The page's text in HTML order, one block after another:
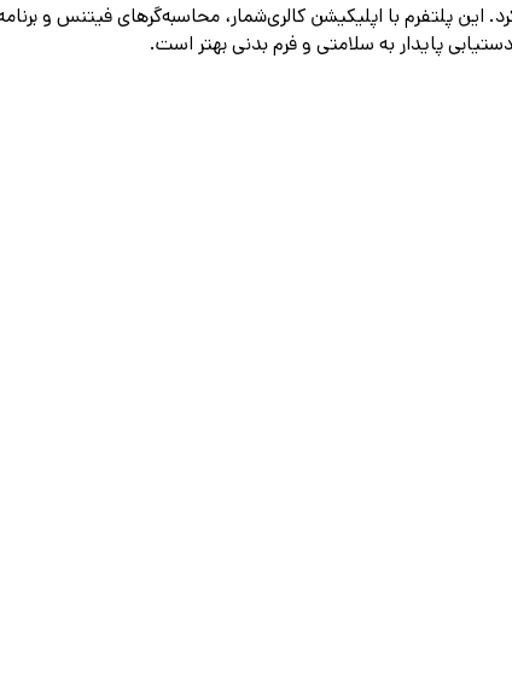
را آغاز کرد. این پلتفرم با اپلیکیشن کالری‌شمار، محاسبه‌گرهای فیتنس
پایدار به سلامتی و فرم بدنی بهتر است.